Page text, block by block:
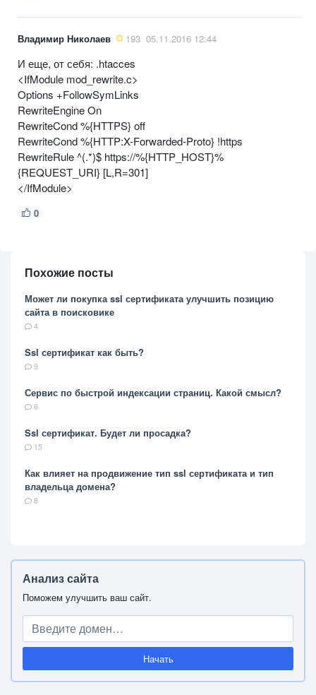
Владимир Николаев 193 05.11.2016 12:44
И еще, от себя: .htacces
<IfModule mod_rewrite.c>
Options +FollowSymLinks
RewriteEngine On
RewriteCond %{HTTPS} off
RewriteCond %{HTTP:X-Forwarded-Proto} !https
RewriteRule ^(.*)$ https://%{HTTP_HOST}%
{REQUEST_URI} [L,R=301]
</IfModule>
0
Похожие посты
Может ли покупка ssl сертификата улучшить позицию
сайта в поисковике
4
Ssl сертификат как быть?
9
Сервис по быстрой индексации страниц. Какой смысл?
6
Ssl сертификат. Будет ли просадка?
15
Как влияет на продвижение тип ssl сертификата и тип
владельца домена?
8
Анализ сайта
Поможем улучшить ваш сайт.
Начать